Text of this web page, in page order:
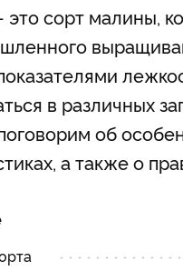
это сорт малины,
в различных
об
а также о